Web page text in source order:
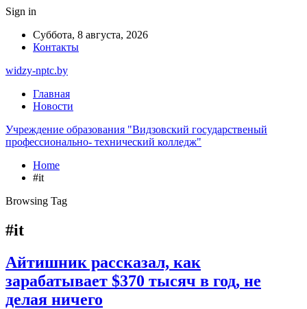
Sign in
Суббота, 8 августа, 2026
Контакты
widzy-nptc.by
Главная
Новости
Учреждение образования "Видзовский государственый
профессионально- технический колледж"
Home
#it
Browsing Tag
#it
Айтишник рассказал, как
зарабатывает $370 тысяч в год, не
делая ничего